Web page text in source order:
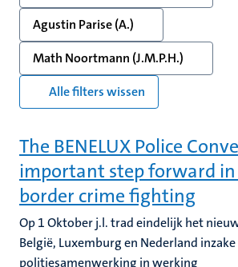
Agustin Parise (A.)
Math Noortmann (J.M.P.H.)
Alle filters wissen
The BENELUX Police
important step forward in
border crime fighting
Op 1 Oktober j.l. trad eindelijk het
België, Luxemburg en Nederland inzake
politiesamenwerking in werking